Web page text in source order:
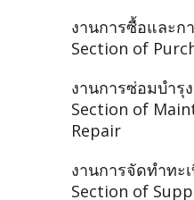
งานการซื้อและก
Section of
งานการซ่อมบำรุ
Section of
Repair
งานการจัดทำทะ
Section of